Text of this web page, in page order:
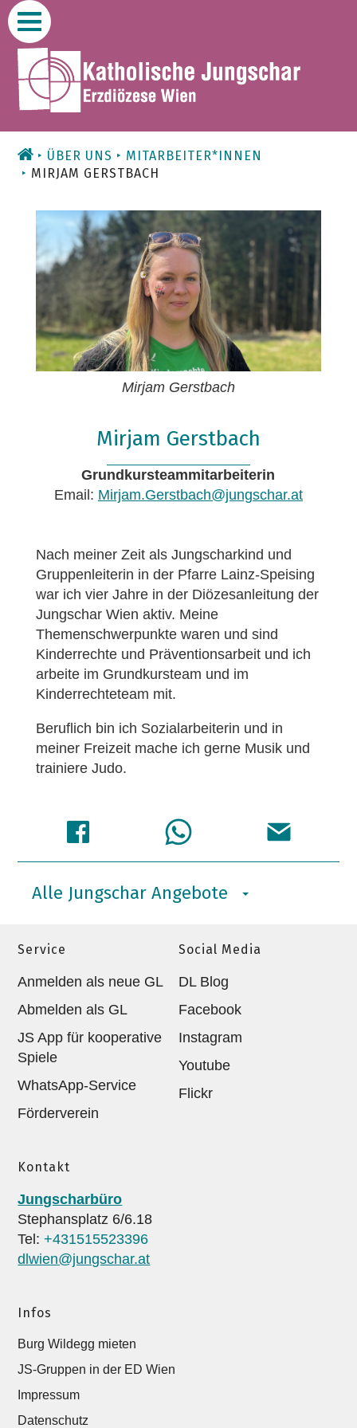
Zum
Inhalt
ÜBER UNS
MITARBEITER*INNEN
MIRJAM GERSTBACH
Mirjam Gerstbach
Mirjam Gerstbach
Grundkursteammitarbeiterin
Email: Mirjam.Gerstbach@jungschar.at
Nach meiner Zeit als Jungscharkind und
Gruppenleiterin in der Pfarre Lainz-Speising
war ich vier Jahre in der Diözesanleitung der
Jungschar Wien aktiv. Meine
Themenschwerpunkte waren und sind
Kinderrechte und Präventionsarbeit und ich
arbeite im Grundkursteam und im
Kinderrechteteam mit.
Beruflich bin ich Sozialarbeiterin und in
meiner Freizeit mache ich gerne Musik und
trainiere Judo.
Alle Jungschar Angebote
Service
Anmelden als neue GL
Abmelden als GL
JS App für kooperative
Spiele
WhatsApp-Service
Förderverein
Social Media
DL Blog
Facebook
Instagram
Youtube
Flickr
Kontakt
Jungscharbüro
Stephansplatz 6/6.18
Tel:+431515523396
dlwien@jungschar.at
Infos
Burg Wildegg mieten
JS-Gruppen in der ED Wien
Impressum
Datenschutz